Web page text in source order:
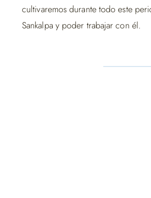
cultivaremos durante todo este
Sankalpa y poder trabajar con él.